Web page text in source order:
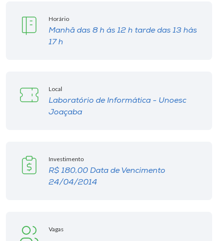
Editora
Selecione
o idioma
Horário
Manhã das 8 h ás 12 h tarde das 13 hás
17 h
Local
Laboratório de Informática - Unoesc
Joaçaba
Investimento
R$ 180,00 Data de Vencimento
24/04/2014
Vagas